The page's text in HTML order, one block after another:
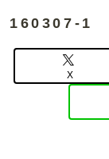
160307-1
X